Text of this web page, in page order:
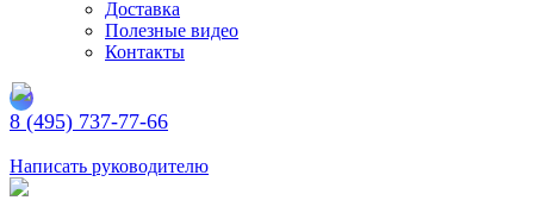
Доставка
Полезные видео
Контакты
8 (495) 737-77-66
Написать руководителю